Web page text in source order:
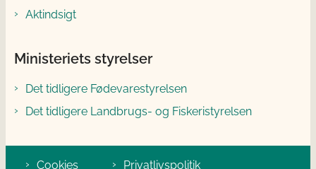
Aktindsigt
Ministeriets styrelser
Det tidligere Fødevarestyrelsen
Det tidligere Landbrugs- og Fiskeristyrelsen
Cookies Privatlivspolitik